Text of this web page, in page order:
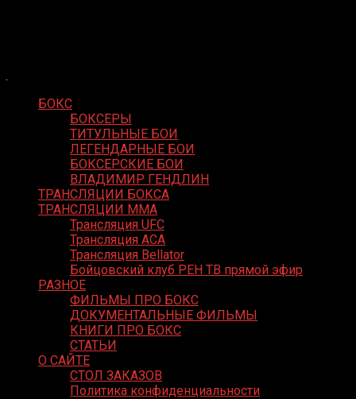
БОКС
БОКСЕРЫ
ТИТУЛЬНЫЕ БОИ
ЛЕГЕНДАРНЫЕ БОИ
БОКСЕРСКИЕ БОИ
ВЛАДИМИР ГЕНДЛИН
ТРАНСЛЯЦИИ БОКСА
ТРАНСЛЯЦИИ MMA
Трансляция UFC
Трансляция ACA
Трансляция Bellator
Бойцовский клуб РЕН ТВ прямой эфир
РАЗНОЕ
ФИЛЬМЫ ПРО БОКС
ДОКУМЕНТАЛЬНЫЕ ФИЛЬМЫ
КНИГИ ПРО БОКС
СТАТЬИ
О САЙТЕ
СТОЛ ЗАКАЗОВ
Политика конфиденциальности